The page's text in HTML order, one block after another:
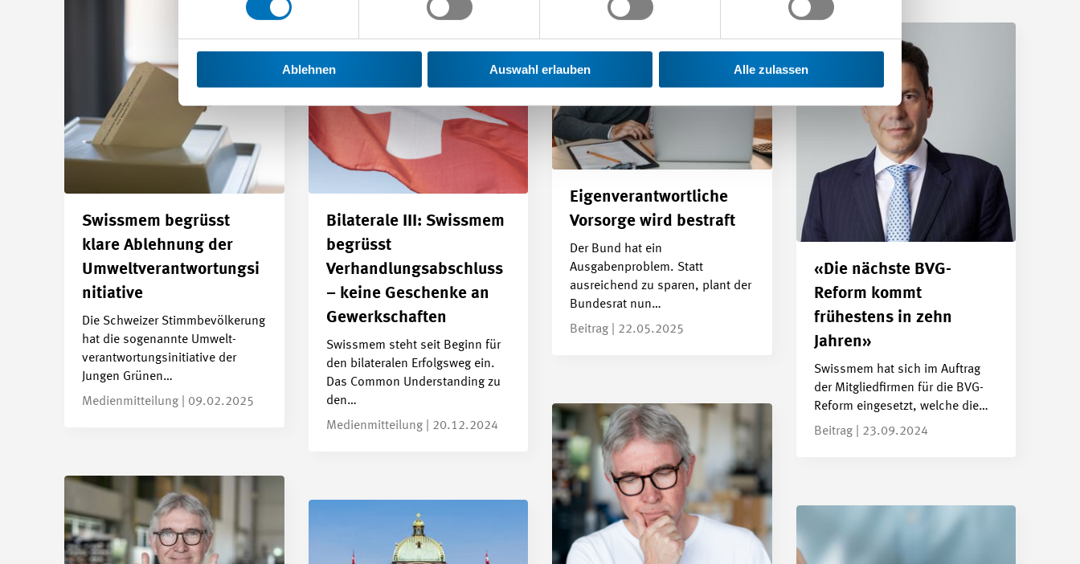
Ablehnen Auswahl erlauben Alle zulassen
Eigenverantwortliche
Vorsorge wird bestraft
Der Bund hat ein
Ausgabenproblem. Statt
ausreichend zu sparen, plant der
Bundesrat nun…
Beitrag | 22.05.2025
Swissmem begrüsst
klare Ablehnung der
Umweltverantwortungsi
nitiative
Die Schweizer Stimmbevölkerung
hat die sogenannte Umwelt­
verantwortungs­initiative der
Jungen Grünen…
Medienmitteilung | 09.02.2025
Bilaterale III: Swissmem
begrüsst
Verhandlungsabschluss
– keine Geschenke an
Gewerkschaften
Swissmem steht seit Beginn für
den bilateralen Erfolgsweg ein.
Das Common Understanding zu
den…
Medienmitteilung | 20.12.2024
«Die nächste BVG-
Reform kommt
frühestens in zehn
Jahren»
Swissmem hat sich im Auftrag
der Mitgliedfirmen für die BVG-
Reform eingesetzt, welche die…
Beitrag | 23.09.2024